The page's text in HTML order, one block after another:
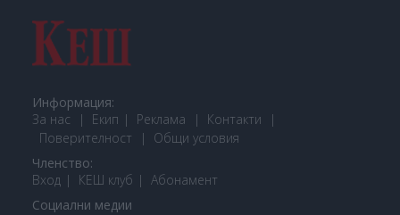
Информация:
За нас
Екип Реклама
Контакти
Поверителност
Общи условия
Членство:
Вход
КЕШ клуб Абонамент
Социални медии